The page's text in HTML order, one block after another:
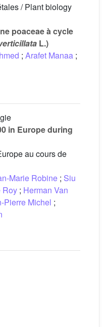
/ Plant biology
poaceae à cycle
L.)
; Arafet Manaa ;
in Europe during
au cours de
Marie Robine ; Siu
Roy ; Herman Van
Pierre Michel ;